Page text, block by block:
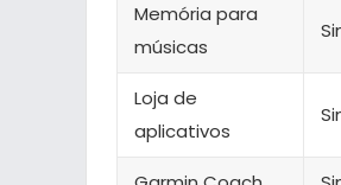
Memória para
músicas
Loja de
aplicativos